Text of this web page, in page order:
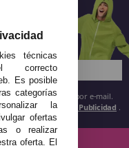
antes
y tendencias por e-mail.
en la Política de Publicidad .
técnicas
correcto
Es posible
categorías
la
ofertas
o realizar
oferta. El